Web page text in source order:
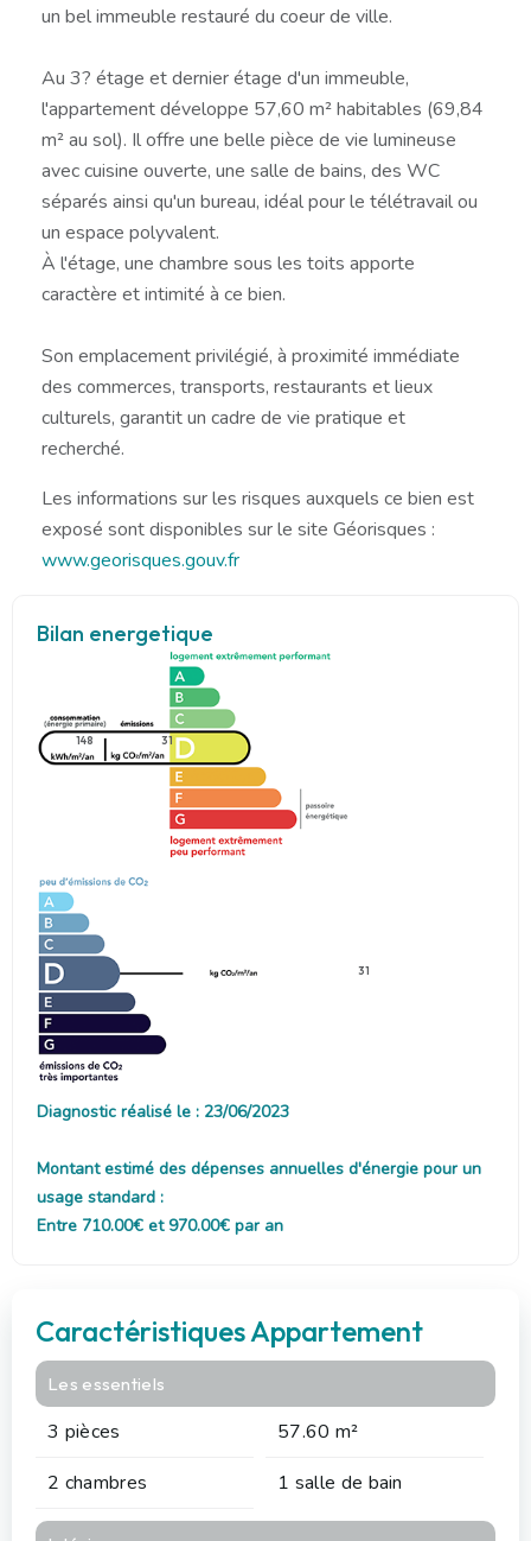
un bel immeuble restauré du coeur de ville.
Au 3? étage et dernier étage d'un immeuble,
l'appartement développe 57,60 m² habitables (69,84
m² au sol). Il offre une belle pièce de vie lumineuse
avec cuisine ouverte, une salle de bains, des WC
séparés ainsi qu'un bureau, idéal pour le télétravail ou
un espace polyvalent.
À l'étage, une chambre sous les toits apporte
caractère et intimité à ce bien.
Son emplacement privilégié, à proximité immédiate
des commerces, transports, restaurants et lieux
culturels, garantit un cadre de vie pratique et
recherché.
Les informations sur les risques auxquels ce bien est
exposé sont disponibles sur le site Géorisques :
www.georisques.gouv.fr
Bilan energetique
148 31
31
Diagnostic réalisé le : 23/06/2023
Montant estimé des dépenses annuelles d'énergie pour un
usage standard :
Entre 710.00€ et 970.00€ par an
Caractéristiques Appartement
Les essentiels
3 pièces
57.60 m²
2 chambres
1 salle de bain